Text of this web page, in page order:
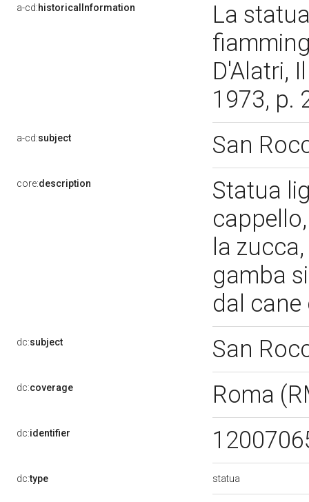
a-cd:historicalInformation
La
D'Alatri,
1973, p.
a-cd:subject San
core:description
Statua
la
gamba
dal
dc:subject San
dc:coverage Roma
dc:identifier
dc:type statua